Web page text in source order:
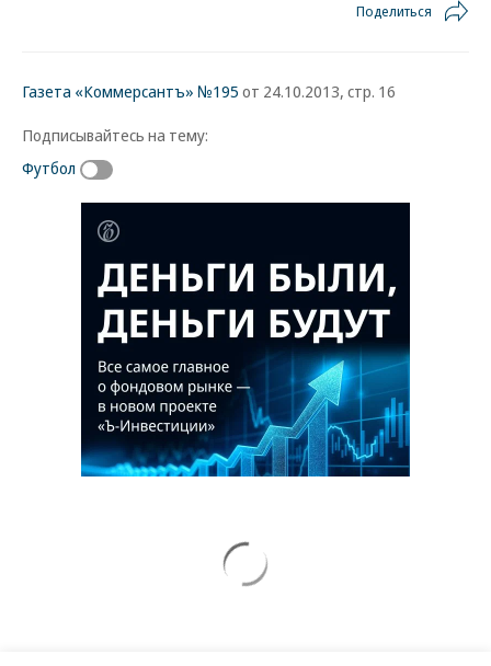
Поделиться
Газета «Коммерсантъ» №195 от 24.10.2013, стр. 16
Подписывайтесь на тему:
Футбол